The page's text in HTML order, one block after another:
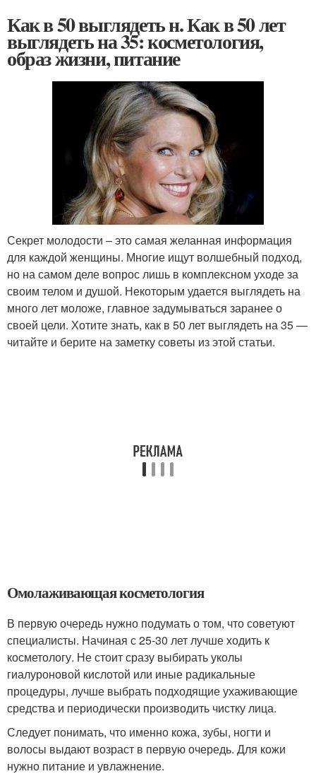
Как в 50 выглядеть н. Как в 50 лет
выглядеть на 35: косметология,
образ жизни, питание
Секрет молодости – это самая желанная информация
для каждой женщины. Многие ищут волшебный подход,
но на самом деле вопрос лишь в комплексном уходе за
своим телом и душой. Некоторым удается выглядеть на
много лет моложе, главное задумываться заранее о
своей цели. Хотите знать, как в 50 лет выглядеть на 35 —
читайте и берите на заметку советы из этой статьи.
Омолаживающая косметология
В первую очередь нужно подумать о том, что советуют
специалисты. Начиная с 25-30 лет лучше ходить к
косметологу. Не стоит сразу выбирать уколы
гиалуроновой кислотой или иные радикальные
процедуры, лучше выбрать подходящие ухаживающие
средства и периодически производить чистку лица.
Следует понимать, что именно кожа, зубы, ногти и
волосы выдают возраст в первую очередь. Для кожи
нужно питание и увлажнение.